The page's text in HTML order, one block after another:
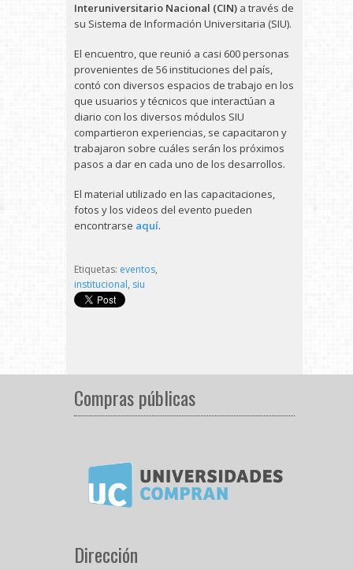
Interuniversitario Nacional (CIN) a través de
su Sistema de Información Universitaria (SIU).
El encuentro, que reunió a casi 600 personas
provenientes de 56 instituciones del país,
contó con diversos espacios de trabajo en los
que usuarios y técnicos que interactúan a
diario con los diversos módulos SIU
compartieron experiencias, se capacitaron y
trabajaron sobre cuáles serán los próximos
pasos a dar en cada uno de los desarrollos.
El material utilizado en las capacitaciones,
fotos y los videos del evento pueden
encontrarse aquí.
Etiquetas: eventos,
institucional, siu
Compras públicas
Dirección